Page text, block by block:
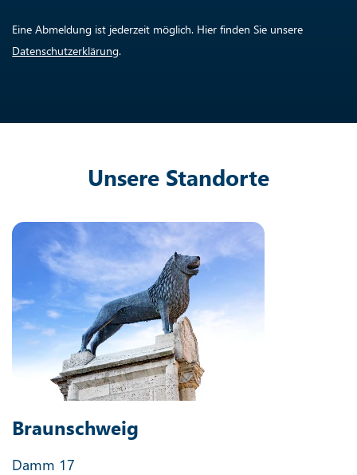
Eine Abmeldung ist jederzeit möglich. Hier finden Sie unsere
Datenschutzerklärung.
Unsere Standorte
Braunschweig
Damm 17